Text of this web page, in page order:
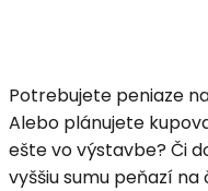
Potrebujete peniaze
Alebo plánujete
ešte vo výstavbe? Či
vyššiu sumu peňazí